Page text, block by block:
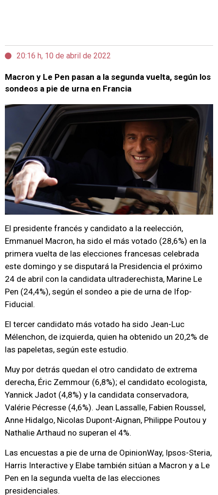
20:16 h, 10 de abril de 2022
Macron y Le Pen pasan a la segunda vuelta, según los
sondeos a pie de urna en Francia
El presidente francés y candidato a la reelección,
Emmanuel Macron, ha sido el más votado (28,6%) en la
primera vuelta de las elecciones francesas celebrada
este domingo y se disputará la Presidencia el próximo
24 de abril con la candidata ultraderechista, Marine Le
Pen (24,4%), según el sondeo a pie de urna de Ifop-
Fiducial.
El tercer candidato más votado ha sido Jean-Luc
Mélenchon, de izquierda, quien ha obtenido un 20,2% de
las papeletas, según este estudio.
Muy por detrás quedan el otro candidato de extrema
derecha, Éric Zemmour (6,8%); el candidato ecologista,
Yannick Jadot (4,8%) y la candidata conservadora,
Valérie Pécresse (4,6%). Jean Lassalle, Fabien Roussel,
Anne Hidalgo, Nicolas Dupont-Aignan, Philippe Poutou y
Nathalie Arthaud no superan el 4%.
Las encuestas a pie de urna de OpinionWay, Ipsos-Steria,
Harris Interactive y Elabe también sitúan a Macron y a Le
Pen en la segunda vuelta de las elecciones
presidenciales.